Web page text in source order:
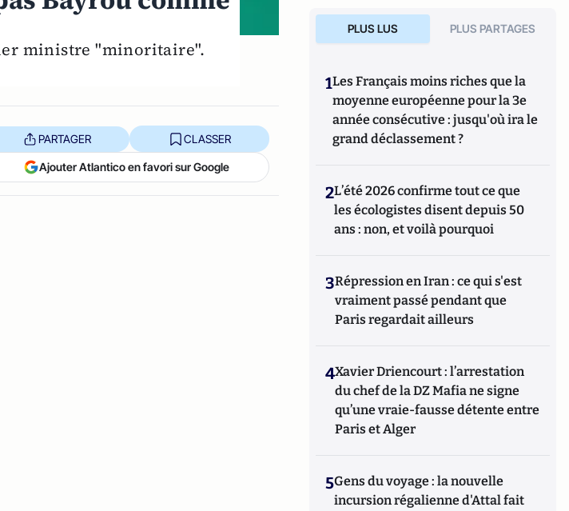
ministre "minoritaire".
PARTAGER CLASSER
Ajouter Atlantico en favori sur Google
PLUS LUS PLUS PARTAGES
1Les Français moins riches que la
moyenne européenne pour la 3e
année consécutive : jusqu'où ira le
grand déclassement ?
2L’été 2026 confirme tout ce que
les écologistes disent depuis 50
ans : non, et voilà pourquoi
3Répression en Iran : ce qui s'est
vraiment passé pendant que
Paris regardait ailleurs
4Xavier Driencourt : l’arrestation
du chef de la DZ Mafia ne signe
qu’une vraie-fausse détente entre
Paris et Alger
5Gens du voyage : la nouvelle
incursion régalienne d'Attal fait